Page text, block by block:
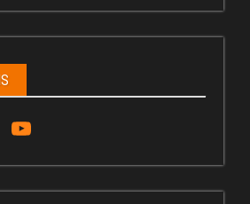
T
wi
tt
u
Tu